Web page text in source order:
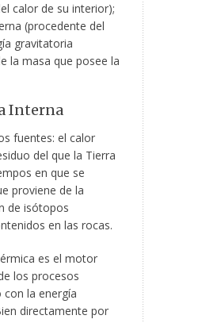
calor de su interior);
(procedente del
gravitatoria
la masa que posee la
Interna
fuentes: el calor
del que la Tierra
en que se
proviene de la
de isótopos
en las rocas.
es el motor
los procesos
la energía
directamente por